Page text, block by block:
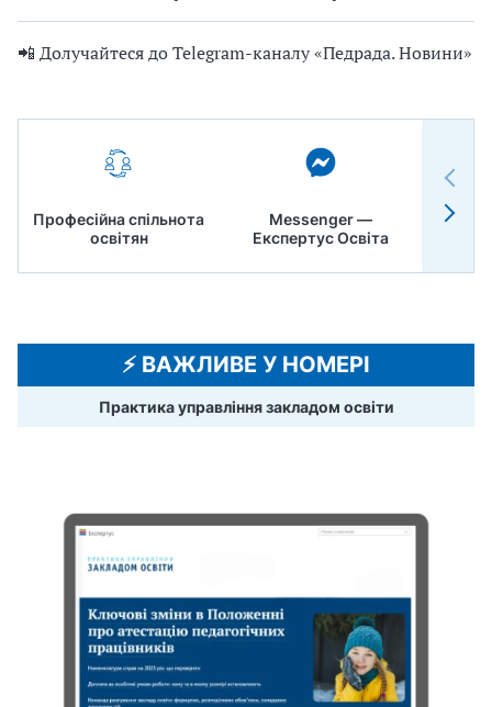
📲 Долучайтеся до Telegram-каналу «Педрада. Новини»
Професійна спільнота
освітян
Messenger —
Експертус Освіта
⚡️ ВАЖЛИВЕ У НОМЕРІ
Практика управління закладом освіти